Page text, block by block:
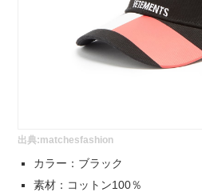
出典:matchesfashion
カラー：ブラック
素材：コットン100％